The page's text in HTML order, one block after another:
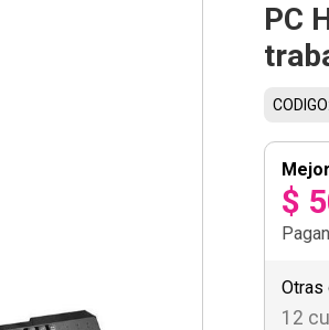
PC
$
Otras
12